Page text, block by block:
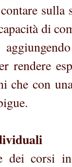
sulla
di
rendere
che con
dei corsi